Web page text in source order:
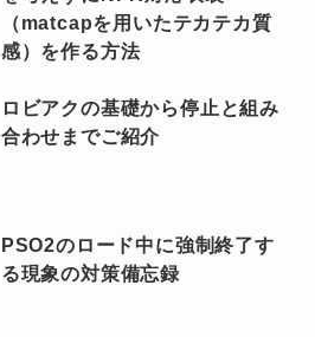
（matcapを用いたテカテカ質
感）を作る方法
ロビアクの基礎から停止と組み
合わせまでご紹介
PSO2のロード中に強制終了す
る現象の対策備忘録